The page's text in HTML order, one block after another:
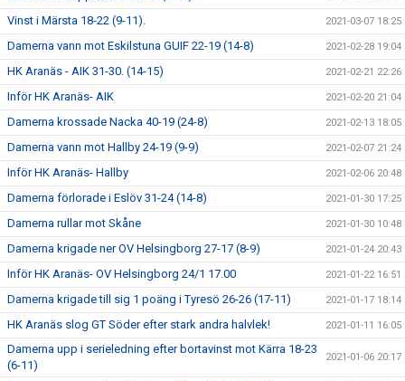
Vinst i Märsta 18-22 (9-11). 2021-03-07 18:25
Damerna vann mot Eskilstuna GUIF 22-19 (14-8) 2021-02-28 19:04
HK Aranäs - AIK 31-30. (14-15) 2021-02-21 22:26
Inför HK Aranäs- AIK 2021-02-20 21:04
Damerna krossade Nacka 40-19 (24-8) 2021-02-13 18:05
Damerna vann mot Hallby 24-19 (9-9) 2021-02-07 21:24
Inför HK Aranäs- Hallby 2021-02-06 20:48
Damerna förlorade i Eslöv 31-24 (14-8) 2021-01-30 17:25
Damerna rullar mot Skåne 2021-01-30 10:48
Damerna krigade ner OV Helsingborg 27-17 (8-9) 2021-01-24 20:43
Inför HK Aranäs- OV Helsingborg 24/1 17.00 2021-01-22 16:51
Damerna krigade till sig 1 poäng i Tyresö 26-26 (17-11) 2021-01-17 18:14
HK Aranäs slog GT Söder efter stark andra halvlek! 2021-01-11 16:05
Damerna upp i serieledning efter bortavinst mot Kärra 18-23
(6-11)
2021-01-06 20:17